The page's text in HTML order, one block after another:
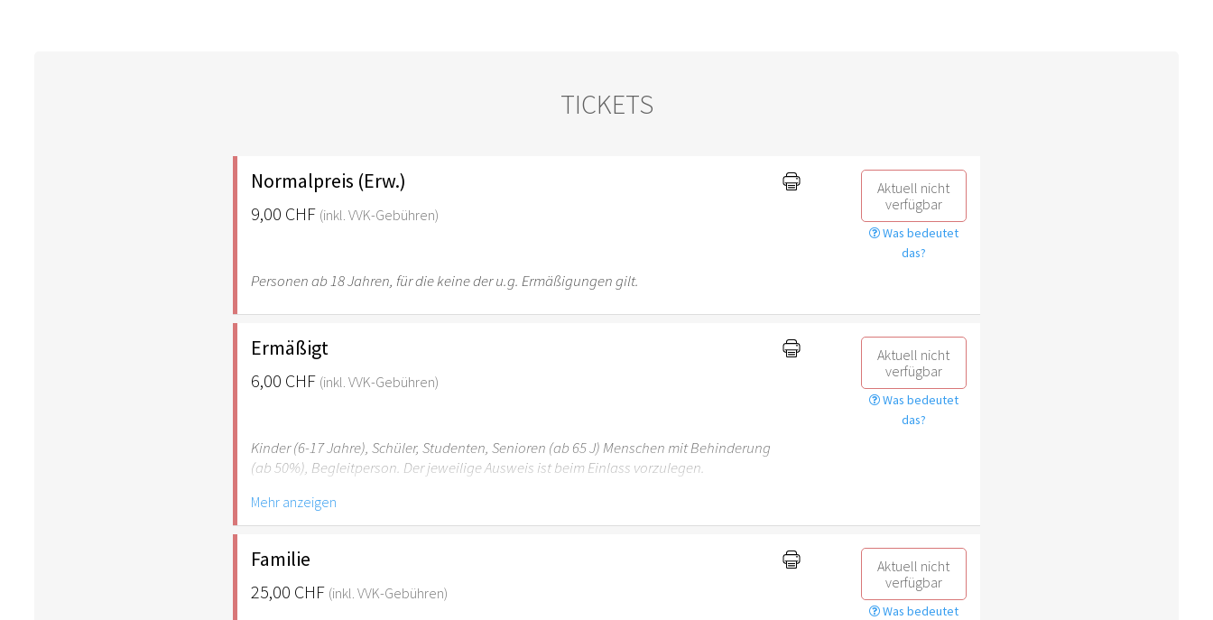
TICKETS
Normalpreis (Erw.)
9,00 CHF (inkl. VVK-Gebühren)
Aktuell nicht
verfügbar
Was bedeutet
das?
Personen ab 18 Jahren, für die keine der u.g. Ermäßigungen gilt.
Ermäßigt
6,00 CHF (inkl. VVK-Gebühren)
Aktuell nicht
verfügbar
Was bedeutet
das?
Kinder (6-17 Jahre), Schüler, Studenten, Senioren (ab 65 J) Menschen mit Behinderung
(ab 50%), Begleitperson. Der jeweilige Ausweis ist beim Einlass vorzulegen.
Hinweis: Für Kinder unter 6 Jahren ist der Ostergarten Stuttgart nicht
empfehlenswert.
Mehr anzeigen
Familie
25,00 CHF (inkl. VVK-Gebühren)
Aktuell nicht
verfügbar
Was bedeutet